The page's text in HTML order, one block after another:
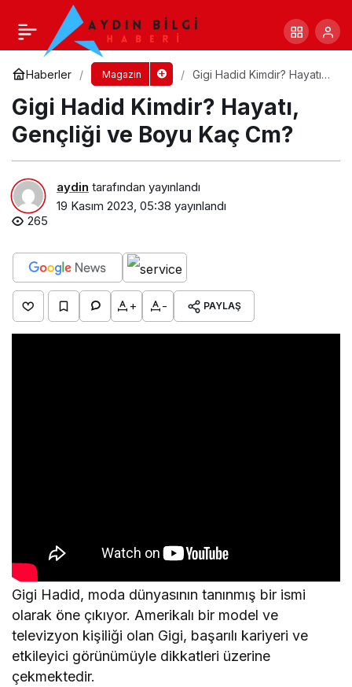
Haberler Magazin
Gigi Hadid Kimdir? Hayatı,
Gigi Hadid Kimdir? Hayatı,
Gençliği ve Boyu Kaç Cm?
aydin tarafından yayınlandı
19 Kasım 2023, 05:38 yayınlandı
265
+ - PAYLAŞ
Gigi Hadid, moda dünyasının tanınmış bir ismi
olarak öne çıkıyor. Amerikalı bir model ve
televizyon kişiliği olan Gigi, başarılı kariyeri ve
etkileyici görünümüyle dikkatleri üzerine
çekmektedir.
Kendall Jenner Kimdir? Hayatı, Gençliği ve
Boyu Kaç Cm? Paylaş